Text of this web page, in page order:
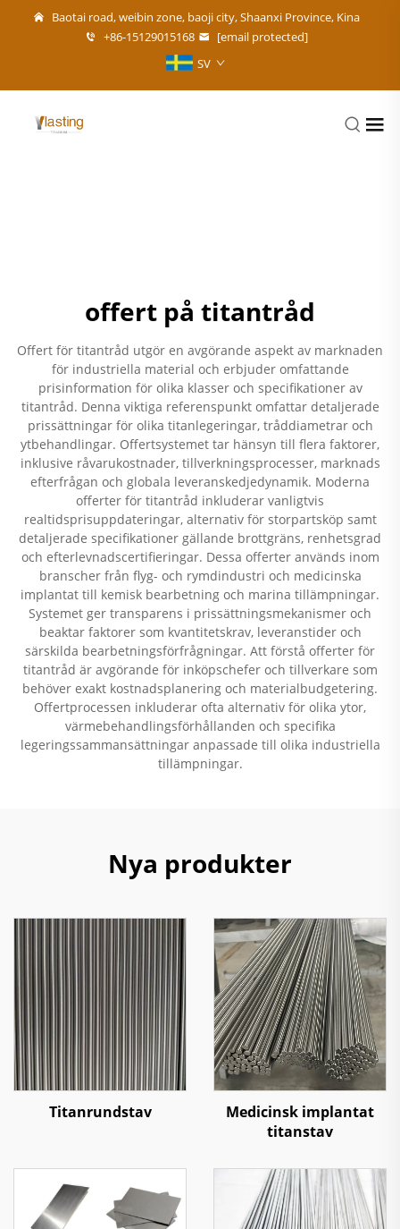
Baotai road, weibin zone, baoji city, Shaanxi Province, Kina
+86-15129015168
[email protected]
SV
offert på titantråd
Offert för titantråd utgör en avgörande aspekt av marknaden
för industriella material och erbjuder omfattande
prisinformation för olika klasser och specifikationer av
titantråd. Denna viktiga referenspunkt omfattar detaljerade
prissättningar för olika titanlegeringar, tråddiametrar och
ytbehandlingar. Offertsystemet tar hänsyn till flera faktorer,
inklusive råvarukostnader, tillverkningsprocesser, marknads
efterfrågan och globala leveranskedjedynamik. Moderna
offerter för titantråd inkluderar vanligtvis
realtidsprisuppdateringar, alternativ för storpartsköp samt
detaljerade specifikationer gällande brottgräns, renhetsgrad
och efterlevnadscertifieringar. Dessa offerter används inom
branscher från flyg- och rymdindustri och medicinska
implantat till kemisk bearbetning och marina tillämpningar.
Systemet ger transparens i prissättningsmekanismer och
beaktar faktorer som kvantitetskrav, leveranstider och
särskilda bearbetningsförfrågningar. Att förstå offerter för
titantråd är avgörande för inköpschefer och tillverkare som
behöver exakt kostnadsplanering och materialbudgetering.
Offertprocessen inkluderar ofta alternativ för olika ytor,
värmebehandlingsförhållanden och specifika
legeringssammansättningar anpassade till olika industriella
tillämpningar.
Nya produkter
Titanrundstav
Medicinsk implantat
titanstav